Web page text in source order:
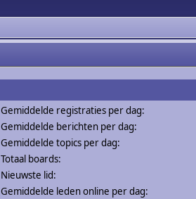
Gemiddelde registraties per dag:
Gemiddelde berichten per dag:
Gemiddelde topics per dag:
Totaal boards:
Nieuwste lid:
Gemiddelde leden online per dag: